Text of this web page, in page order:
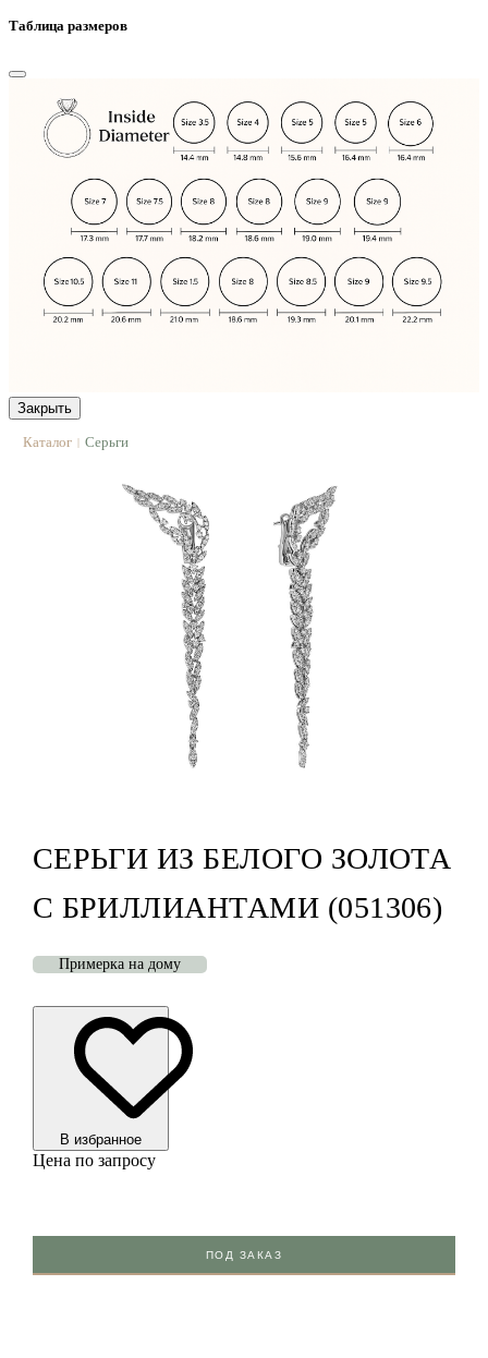
Таблица размеров
Закрыть
Каталог | Серьги
СЕРЬГИ ИЗ БЕЛОГО ЗОЛОТА
С БРИЛЛИАНТАМИ (051306)
Примерка на дому
В избранноe
Цена по запросу
ПОД ЗАКАЗ